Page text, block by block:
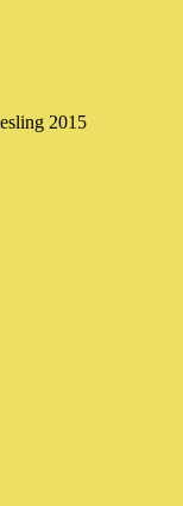
2015